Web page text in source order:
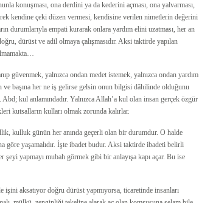
konuşması, ona derdini ya da kederini açması, ona yalvarması,
kendine çeki düzen vermesi, kendisine verilen nimetlerin değerini
durumlarıyla empati kurarak onlara yardım elini uzatması, her an
dürüst ve adil olmaya çalışmasıdır. Aksi taktirde yapılan
güvenmek, yalnızca ondan medet istemek, yalnızca ondan yardım
başına her ne iş gelirse gelsin onun bilgisi dâhilinde olduğunu
. Abd; kul anlamındadır. Yalnızca Allah’a kul olan insan gerçek özgür
kutsalların kulları olmak zorunda kalırlar.
kulluk günün her anında geçerli olan bir durumdur. O halde
göre yaşamalıdır. İşte ibadet budur. Aksi taktirde ibadeti belirli
şeyi yapmayı mubah görmek gibi bir anlayışa kapı açar. Bu ise
aksatıyor doğru dürüst yapmıyorsa, ticaretinde insanları